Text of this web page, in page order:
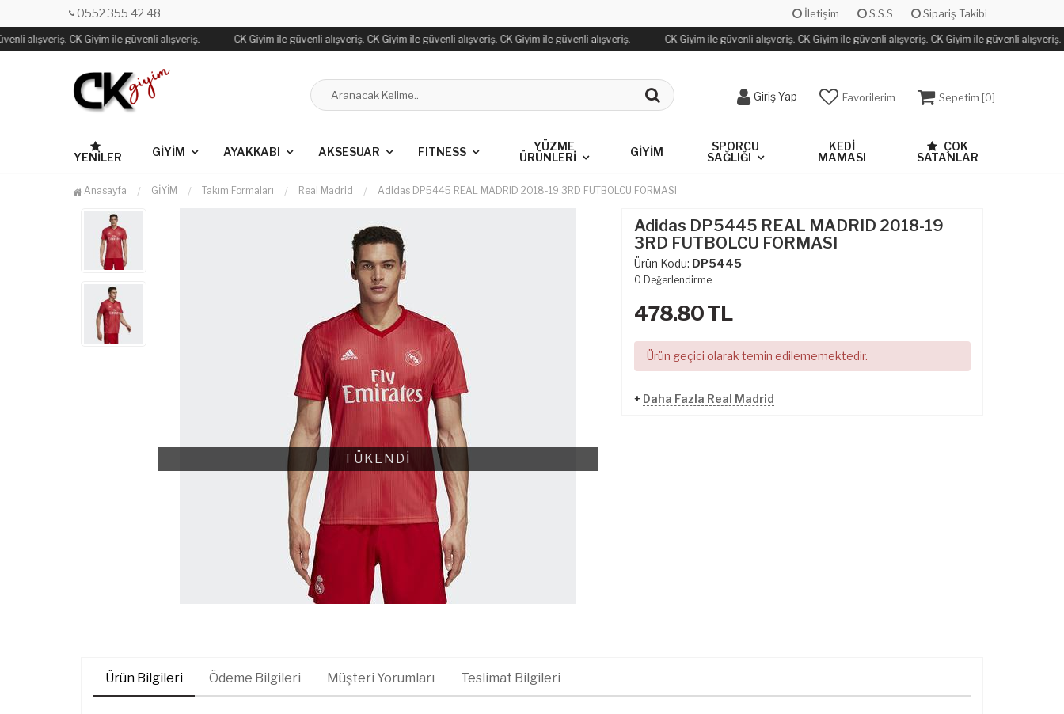
0552 355 42 48 İletişim S.S.S Sipariş Takibi
alışveriş. CK Giyim ile güvenli alışveriş. CK Giyim ile güvenli alışveriş. CK Giyim ile güvenli alışveriş. CK Giyim ile güvenli alışveriş. CK Giyim ile güvenli alışveriş. CK Giyim ile güvenli alışveriş. CK Giyim ile güvenli alışveriş.
Giriş Yap Favorilerim Sepetim [0]
YENILER GİYİM AYAKKABI AKSESUAR FITNESS
YÜZME
ÜRÜNLERİ
GİYİM
SPORCU
SAĞLIĞI
KEDİ
MAMASI
ÇOK
SATANLAR
Anasayfa GİYİM Takım Formaları Real Madrid Adidas DP5445 REAL MADRID 2018-19 3RD FUTBOLCU FORMASI
TÜKENDİ
Adidas DP5445 REAL MADRID 2018-19
3RD FUTBOLCU FORMASI
Ürün Kodu: DP5445
0 Değerlendirme
478.80TL
Ürün geçici olarak temin edilememektedir.
+ Daha Fazla Real Madrid
Ürün Bilgileri Ödeme Bilgileri Müşteri Yorumları Teslimat Bilgileri